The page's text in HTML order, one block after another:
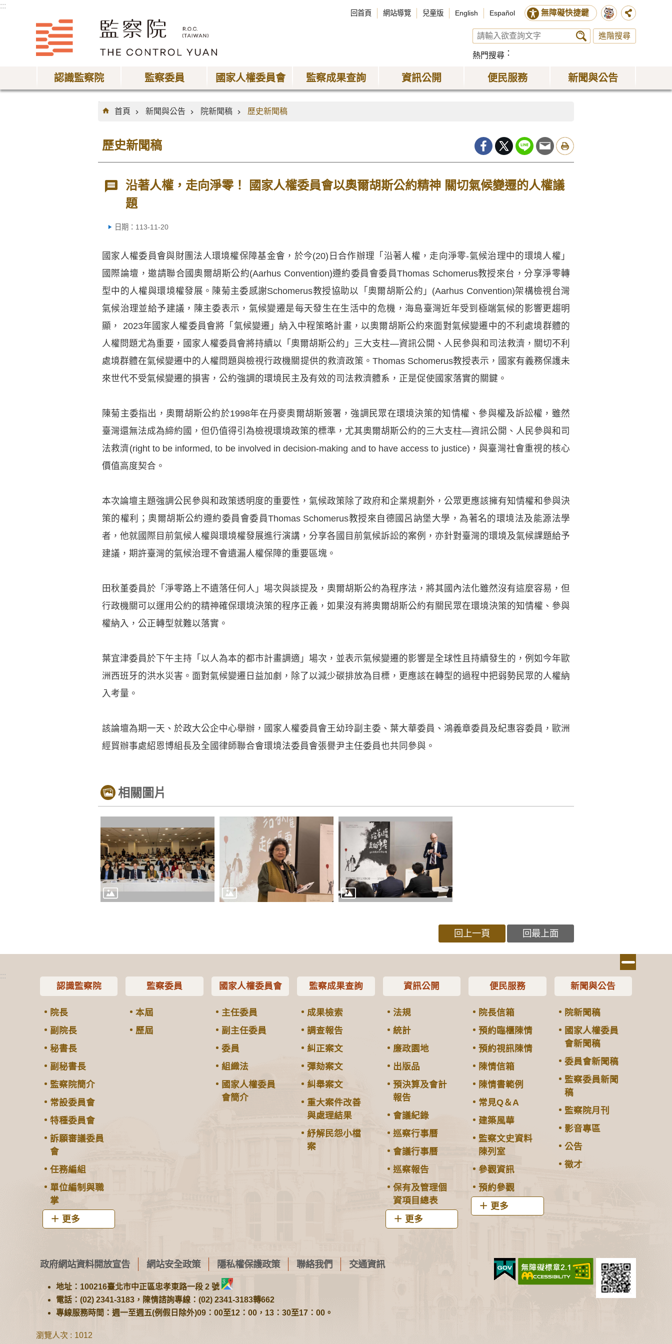
:::
回首頁 網站導覽 兒童版 English Español 無障礙快捷鍵
進階搜尋
熱門搜尋
認識監察院 監察委員 國家人權委員會 監察成果查詢 資訊公開 便民服務 新聞與公告
:::
首頁
新聞與公告 院新聞稿 歷史新聞稿
歷史新聞稿
沿著人權，走向淨零！ 國家人權委員會以奧爾胡斯公約精神 關切氣候變遷的人權議
題
日期：113-11-20
國家人權委員會與財團法人環境權保障基金會，於今(20)日合作辦理「沿著人權，走向淨零-氣候治理中的環境人權」
國際論壇，邀請聯合國奧爾胡斯公約(Aarhus Convention)遵約委員會委員Thomas Schomerus教授來台，分享淨零轉
型中的人權與環境權發展。陳菊主委感謝Schomerus教授協助以「奧爾胡斯公約」(Aarhus Convention)架構檢視台灣
氣候治理並給予建議，陳主委表示，氣候變遷是每天發生在生活中的危機，海島臺灣近年受到極端氣候的影響更趨明
顯， 2023年國家人權委員會將「氣候變遷」納入中程策略計畫，以奧爾胡斯公約來面對氣候變遷中的不利處境群體的
人權問題尤為重要，國家人權委員會將持續以「奧爾胡斯公約」三大支柱—資訊公開、人民參與和司法救濟，關切不利
處境群體在氣候變遷中的人權問題與檢視行政機關提供的救濟政策。Thomas Schomerus教授表示，國家有義務保護未
來世代不受氣候變遷的損害，公約強調的環境民主及有效的司法救濟體系，正是促使國家落實的關鍵。
陳菊主委指出，奧爾胡斯公約於1998年在丹麥奧爾胡斯簽署，強調民眾在環境決策的知情權、參與權及訴訟權，雖然
臺灣還無法成為締約國，但仍值得引為檢視環境政策的標準，尤其奧爾胡斯公約的三大支柱—資訊公開、人民參與和司
法救濟(right to be informed, to be involved in decision-making and to have access to justice)，與臺灣社會重視的核心
價值高度契合。
本次論壇主題強調公民參與和政策透明度的重要性，氣候政策除了政府和企業規劃外，公眾更應該擁有知情權和參與決
策的權利；奧爾胡斯公約遵約委員會委員Thomas Schomerus教授來自德國呂訥堡大學，為著名的環境法及能源法學
者，他就國際目前氣候人權與環境權發展進行演講，分享各國目前氣候訴訟的案例，亦針對臺灣的環境及氣候課題給予
建議，期許臺灣的氣候治理不會遺漏人權保障的重要區塊。
田秋堇委員於「淨零路上不遺落任何人」場次與談提及，奧爾胡斯公約為程序法，將其國內法化雖然沒有這麼容易，但
行政機關可以運用公約的精神確保環境決策的程序正義，如果沒有將奧爾胡斯公約有關民眾在環境決策的知情權、參與
權納入，公正轉型就難以落實。
葉宜津委員於下午主持「以人為本的都市計畫調適」場次，並表示氣候變遷的影響是全球性且持續發生的，例如今年歐
洲西班牙的洪水災害。面對氣候變遷日益加劇，除了以減少碳排放為目標，更應該在轉型的過程中把弱勢民眾的人權納
入考量。
該論壇為期一天、於政大公企中心舉辦，國家人權委員會王幼玲副主委、葉大華委員、鴻義章委員及紀惠容委員，歐洲
經貿辦事處紹恩博組長及全國律師聯合會環境法委員會張譽尹主任委員也共同參與。
相關圖片
回上一頁 回最上面
:::
認識監察院
院長
副院長
秘書長
副秘書長
監察院簡介
常設委員會
特種委員會
訴願審議委員
會
任務編組
單位編制與職
掌
更多
監察委員
本屆
歷屆
國家人權委員會
主任委員
副主任委員
委員
組織法
國家人權委員
會簡介
監察成果查詢
成果檢索
調查報告
糾正案文
彈劾案文
糾舉案文
重大案件改善
與處理結果
紓解民怨小檔
案
資訊公開
法規
統計
廉政園地
出版品
預決算及會計
報告
會議紀錄
巡察行事曆
會議行事曆
巡察報告
保有及管理個
資項目總表
更多
便民服務
院長信箱
預約臨櫃陳情
預約視訊陳情
陳情信箱
陳情書範例
常見Q＆A
建築風華
監察文史資料
陳列室
參觀資訊
預約參觀
更多
新聞與公告
院新聞稿
國家人權委員
會新聞稿
委員會新聞稿
監察委員新聞
稿
監察院月刊
影音專區
公告
徵才
政府網站資料開放宣告 網站安全政策 隱私權保護政策 聯絡我們 交通資訊
地址：100216臺北市中正區忠孝東路一段 2 號
電話：(02) 2341-3183，陳情諮詢專線：(02) 2341-3183轉662
專線服務時間：週一至週五(例假日除外)09：00至12：00，13：30至17：00。
瀏覽人次 1012